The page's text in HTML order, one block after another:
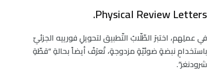
Physical Review Letters.
في عملِهم، اختبرَ الطّلّابُ التّطبيق لتحويلِ فورييه الجزئيّ
باستخدامِ نبضةٍ ضوئيّةٍ مزدوجةٍ، تُعرَفُ أيضاً بحالةِ “قطّةِ
شرودنغر”.